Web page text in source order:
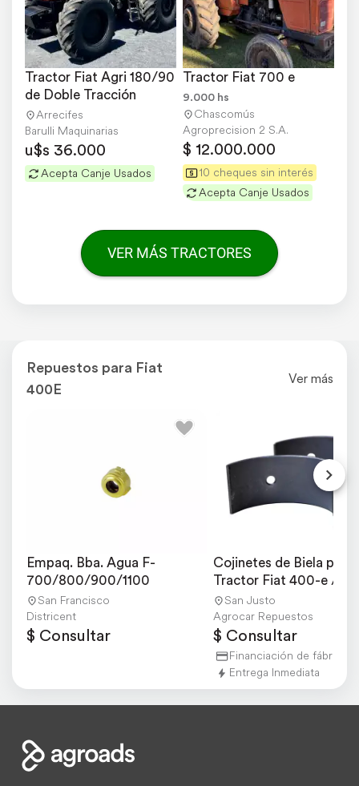
Tractor Fiat Agri 180/90
de Doble Tracción
Arrecifes
Barulli Maquinarias
u$s 36.000
Acepta Canje Usados
Tractor Fiat 700 e
9.000 hs
Chascomús
Agroprecision 2 S.A.
$ 12.000.000
10 cheques sin interés
Acepta Canje Usados
VER MÁS TRACTORES
Repuestos para Fiat
400E
Ver más
Empaq. Bba. Agua F-
700/800/900/1100
San Francisco
Districent
$ Consultar
Cojinetes de Biela para
Tractor Fiat 400-e /
600-e
San Justo
Agrocar Repuestos
$ Consultar
Financiación de fábrica
Entrega Inmediata